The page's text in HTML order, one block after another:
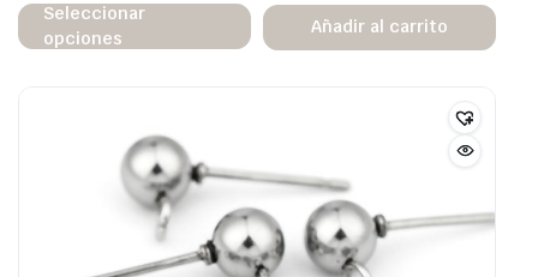
Seleccionar
opciones
Añadir al carrito